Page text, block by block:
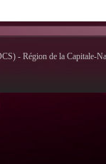
- Région de la Capitale-